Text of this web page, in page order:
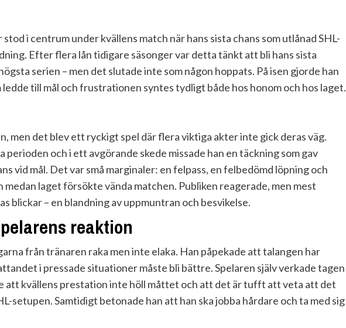
stod i centrum under kvällens match när hans sista chans som utlånad SHL-
Efter flera lån tidigare säsonger var detta tänkt att bli hans sista
serien – men det slutade inte som någon hoppats. På isen gjorde han
ledde till mål och frustrationen syntes tydligt både hos honom och hos laget.
men det blev ett ryckigt spel där flera viktiga akter inte gick deras väg.
perioden och i ett avgörande skede missade han en täckning som gav
vid mål. Det var små marginaler: en felpass, en felbedömd löpning och
medan laget försökte vända matchen. Publiken reagerade, men mest
blickar – en blandning av uppmuntran och besvikelse.
reaktion
från tränaren raka men inte elaka. Han påpekade att talangen har
i pressade situationer måste bli bättre. Spelaren själv verkade tagen
att kvällens prestation inte höll måttet och att det är tufft att veta att det
setupen. Samtidigt betonade han att han ska jobba hårdare och ta med sig